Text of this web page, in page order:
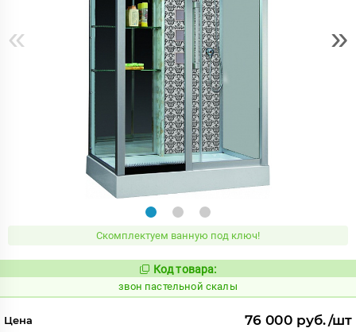
« »
Скомплектуем ванную под ключ!
Код:
461841
Код товара:
звон пастельной скалы
Цена 76 000 руб./шт